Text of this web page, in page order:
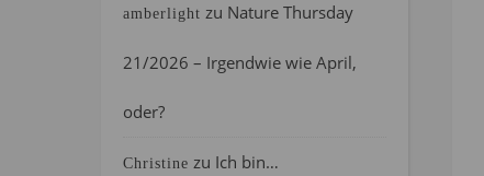
amberlight zu Nature Thursday
21/2026 – Irgendwie wie April,
oder?
Christine zu Ich bin…